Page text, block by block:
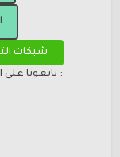
شبكات
: تابعونا